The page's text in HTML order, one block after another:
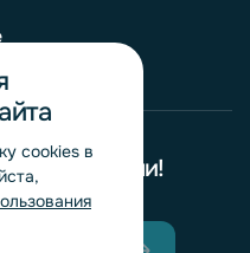
первыми!
сookies в